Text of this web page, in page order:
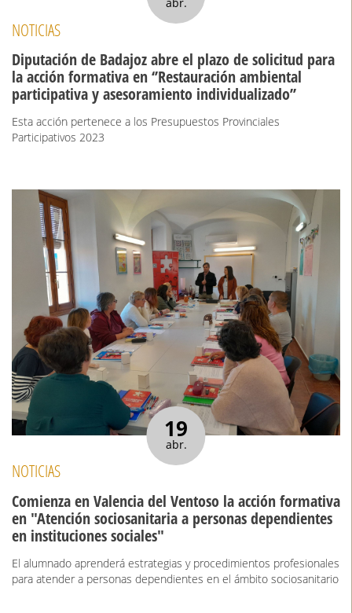
NOTICIAS
Diputación de Badajoz abre el plazo de solicitud para
la acción formativa en ‘’Restauración ambiental
participativa y asesoramiento individualizado’’
Esta acción pertenece a los Presupuestos Provinciales
Participativos 2023
19
abr.
NOTICIAS
Comienza en Valencia del Ventoso la acción formativa
en "Atención sociosanitaria a personas dependientes
en instituciones sociales"
El alumnado aprenderá estrategias y procedimientos profesionales
para atender a personas dependientes en el ámbito sociosanitario